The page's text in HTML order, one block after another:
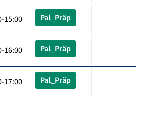
15:00 Pal_Präp
16:00 Pal_Präp
17:00 Pal_Präp